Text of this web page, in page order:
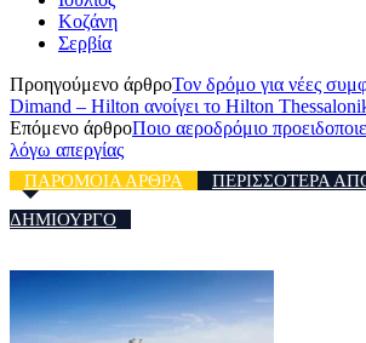
Κοζάνη
Σερβία
Προηγούμενο άρθροΤον δρόμο για νέες
Dimand – Hilton ανοίγει το Hilton
Επόμενο άρθροΠοιο αεροδρόμιο
λόγω απεργίας
ΠΑΡΟΜΟΙΑ ΑΡΘΡΑ
ΠΕΡΙΣΣΟΤΕΡΑ
ΔΗΜΙΟΥΡΓΟ